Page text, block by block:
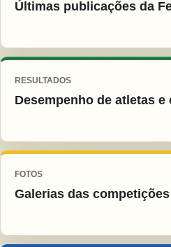
Últimas publicações da
RESULTADOS
Desempenho de atletas e
FOTOS
Galerias das